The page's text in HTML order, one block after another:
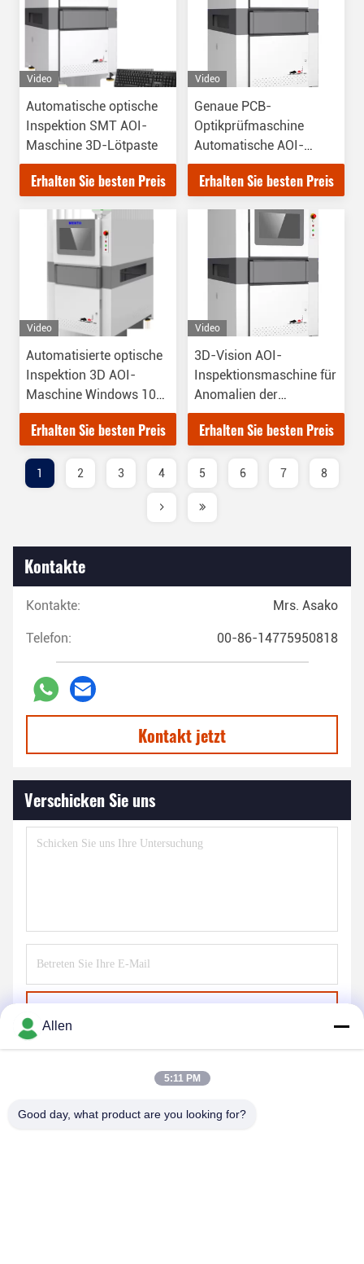
Video
Automatische optische
Inspektion SMT AOI-
Maschine 3D-Lötpaste
Erhalten Sie besten Preis
Video
Genaue PCB-
Optikprüfmaschine
Automatische AOI-
Ausrüstung
Erhalten Sie besten Preis
Video
Automatisierte optische
Inspektion 3D AOI-
Maschine Windows 10
System
Erhalten Sie besten Preis
Video
3D-Vision AOI-
Inspektionsmaschine für
Anomalien der
Produktform
Erhalten Sie besten Preis
1 2 3 4 5 6 7 8
Kontakte
Kontakte: Mrs. Asako
Telefon: 00-86-14775950818
Kontakt jetzt
Verschicken Sie uns
Senden Sie
Allen
5:11 PM
Good day, what product are you looking for?